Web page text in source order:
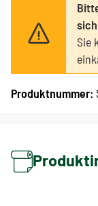
Sie
Produktnummer: